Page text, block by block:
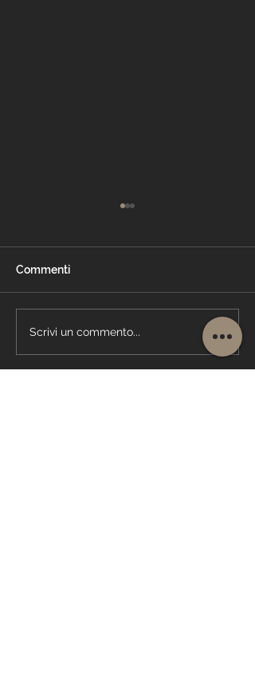
Cartongesso Milano
Triennale
Commenti
Scrivi un commento...